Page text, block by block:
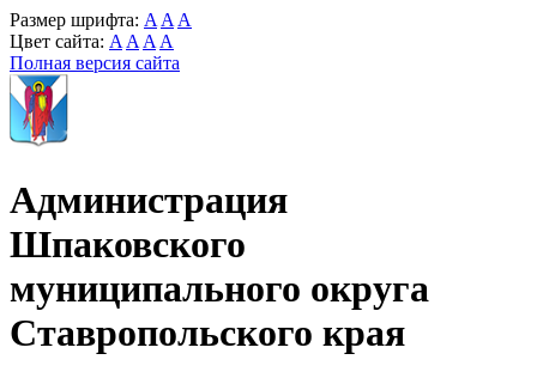
Размер шрифта: A A A
Цвет сайта: A A A A
Полная версия сайта
Администрация
Шпаковского
муниципального округа
Ставропольского края